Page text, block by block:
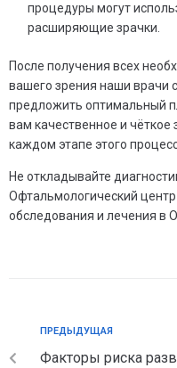
процедуры могут
расширяющие зрачки.
После получения всех
вашего зрения наши врачи
предложить оптимальный
вам качественное и
каждом этапе этого
Не откладывайте
Офтальмологический
обследования и лечения в
ПРЕДЫДУЩАЯ
Факторы риска